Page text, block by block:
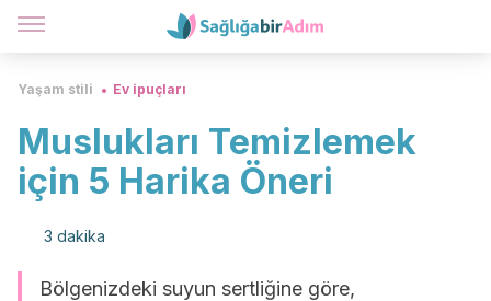
Yaşam stili Ev ipuçları
Muslukları Temizlemek
için 5 Harika Öneri
3 dakika
Bölgenizdeki suyun sertliğine göre,